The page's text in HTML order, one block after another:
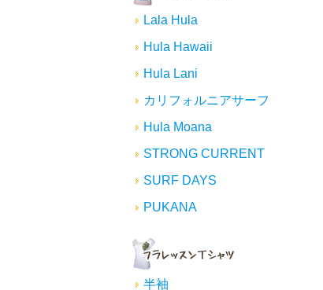
Lala Hula
Hula Hawaii
Hula Lani
カリフォルニアサーフ
Hula Moana
STRONG CURRENT
SURF DAYS
PUKANA
半袖